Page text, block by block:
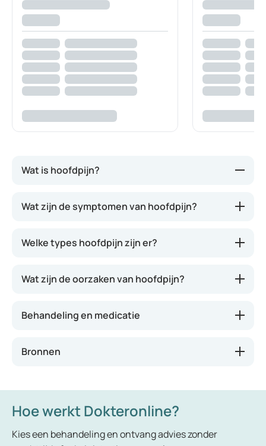
Wat is hoofdpijn?
ernstig en wijst in de meeste gevallen niet op een
van hoofdpijn: aan beide zijden van het hoofd, op
kloppend. Dit verschilt van persoon tot persoon en
kan ook van dag tot dag variëren. Afhankelijk van
leefstijladviezen of geneesmiddelen aanbevolen.
Wat zijn de symptomen van hoofdpijn?
Welke types hoofdpijn zijn er?
Wat zijn de oorzaken van hoofdpijn?
Behandeling en medicatie
Bronnen
Hoe werkt Dokteronline?
Kies een behandeling en ontvang advies zonder